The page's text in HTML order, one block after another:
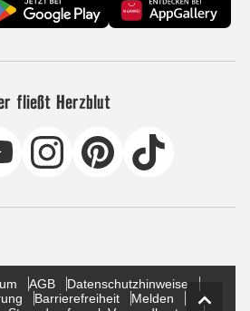
fließt Herzblut
AGB
Datenschutzhinweise
Barrierefreiheit
Melden